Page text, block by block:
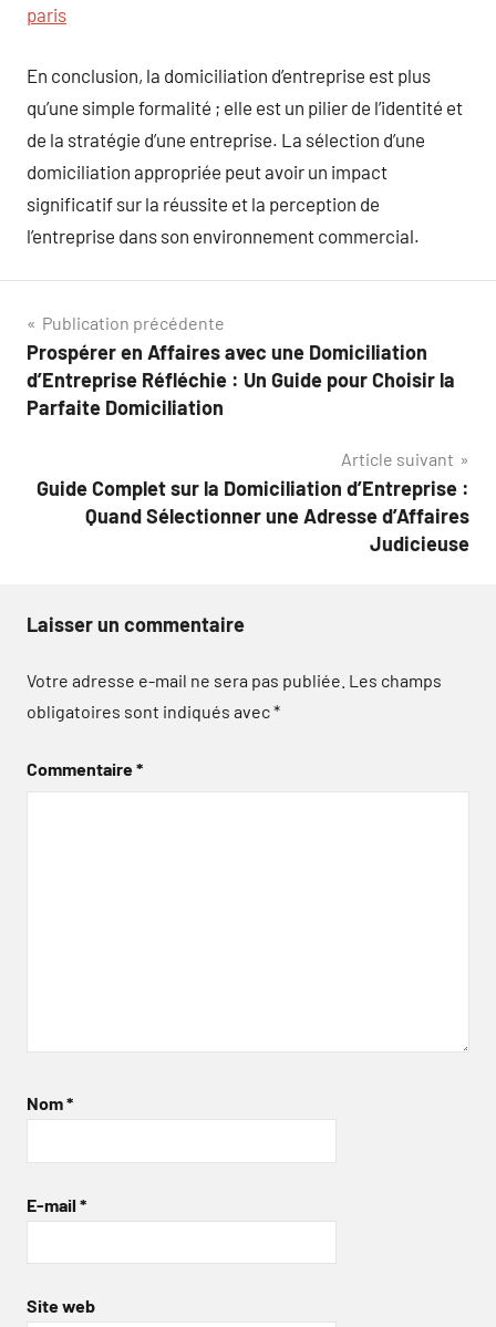
paris
En conclusion, la domiciliation d’entreprise est plus
qu’une simple formalité ; elle est un pilier de l’identité et
de la stratégie d’une entreprise. La sélection d’une
domiciliation appropriée peut avoir un impact
significatif sur la réussite et la perception de
l’entreprise dans son environnement commercial.
Navigation
de
l’article
Publication précédente
Prospérer en Affaires avec une Domiciliation
d’Entreprise Réfléchie : Un Guide pour Choisir la
Parfaite Domiciliation
Article suivant
Guide Complet sur la Domiciliation d’Entreprise :
Quand Sélectionner une Adresse d’Affaires
Judicieuse
Laisser un commentaire
Votre adresse e-mail ne sera pas publiée. Les champs
obligatoires sont indiqués avec*
Commentaire*
Nom*
E-mail *
Site web